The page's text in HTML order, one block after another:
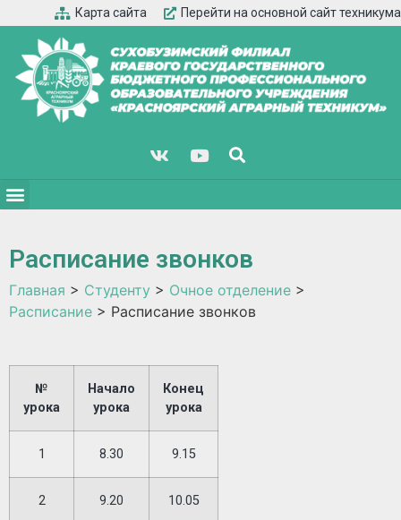
Карта сайта Перейти на основной сайт техникума
Расписание звонков
Главная > Студенту > Очное отделение >
Расписание > Расписание звонков
№
урока
Начало
урока
Конец
урока
1 8.30 9.15
2 9.20 10.05